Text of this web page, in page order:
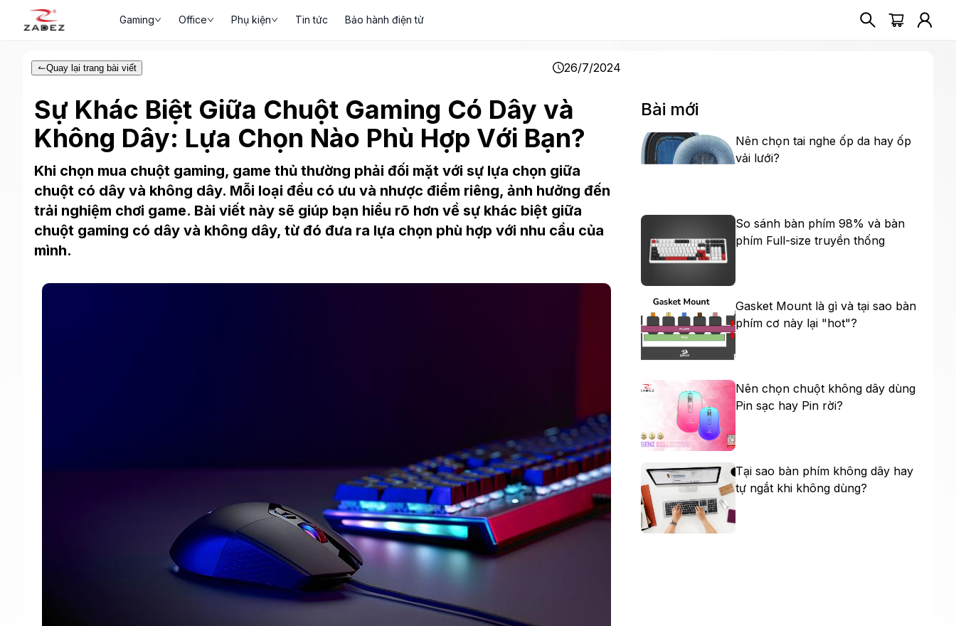
Gaming Office Phụ kiện Tin tức Bảo hành điện tử
Quay lại trang bài viết 26/7/2024
Sự Khác Biệt Giữa Chuột Gaming Có Dây và
Không Dây: Lựa Chọn Nào Phù Hợp Với Bạn?
Khi chọn mua chuột gaming, game thủ thường phải đối mặt với sự lựa chọn giữa
chuột có dây và không dây. Mỗi loại đều có ưu và nhược điểm riêng, ảnh hưởng đến
trải nghiệm chơi game. Bài viết này sẽ giúp bạn hiểu rõ hơn về sự khác biệt giữa
chuột gaming có dây và không dây, từ đó đưa ra lựa chọn phù hợp với nhu cầu của
mình.
Bài mới
Nên chọn tai nghe ốp da hay ốp
vải lưới?
So sánh bàn phím 98% và bàn
phím Full-size truyền thống
Gasket Mount là gì và tại sao bàn
phím cơ này lại "hot"?
Nên chọn chuột không dây dùng
Pin sạc hay Pin rời?
Tại sao bàn phím không dây hay
tự ngắt khi không dùng?